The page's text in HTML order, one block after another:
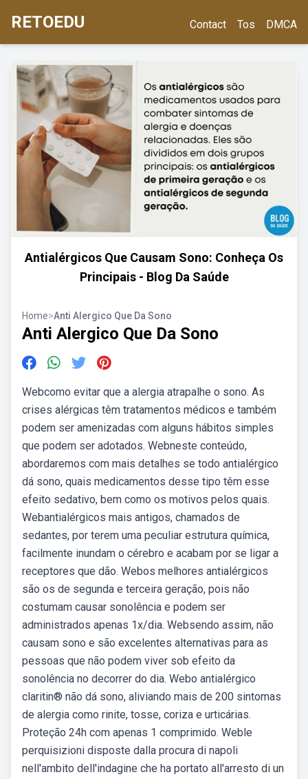
RETOEDU Contact Tos DMCA
Antialérgicos Que Causam Sono: Conheça Os
Principais - Blog Da Saúde
Home>Anti Alergico Que Da Sono
Anti Alergico Que Da Sono
Webcomo evitar que a alergia atrapalhe o sono. As
crises alérgicas têm tratamentos médicos e também
podem ser amenizadas com alguns hábitos simples
que podem ser adotados. Webneste conteúdo,
abordaremos com mais detalhes se todo antialérgico
dá sono, quais medicamentos desse tipo têm esse
efeito sedativo, bem como os motivos pelos quais.
Webantialérgicos mais antigos, chamados de
sedantes, por terem uma peculiar estrutura química,
facilmente inundam o cérebro e acabam por se ligar a
receptores que dão. Webos melhores antialérgicos
são os de segunda e terceira geração, pois não
costumam causar sonolência e podem ser
administrados apenas 1x/dia. Websendo assim, não
causam sono e são excelentes alternativas para as
pessoas que não podem viver sob efeito da
sonolência no decorrer do dia. Webo antialérgico
claritin® não dá sono, aliviando mais de 200 sintomas
de alergia como rinite, tosse, coriza e urticárias.
Proteção 24h com apenas 1 comprimido. Weble
perquisizioni disposte dalla procura di napoli
nell'ambito dell'indagine che ha portato all'arresto di un